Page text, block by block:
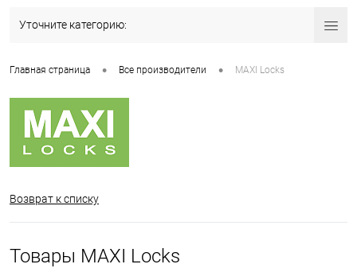
Уточните категорию:
Главная страница • Все производители • MAXI Locks
Возврат к списку
Товары MAXI Locks